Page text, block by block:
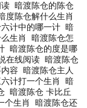
暗渡陈仓的陈仓
度陈仓解什么生肖
计中的哪一计 暗
生肖
暗渡陈仓怎
暗渡陈仓的度是哪
在线阅读 暗渡陈仓
容 暗渡陈仓主人
计打一个生肖
暗
暗渡陈仓 卡比丘
个生肖
暗渡陈仓还